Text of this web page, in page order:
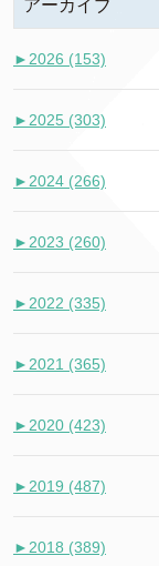
アーカイブ
► 2026 (153)
► 2025 (303)
► 2024 (266)
► 2023 (260)
► 2022 (335)
► 2021 (365)
► 2020 (423)
► 2019 (487)
► 2018 (389)